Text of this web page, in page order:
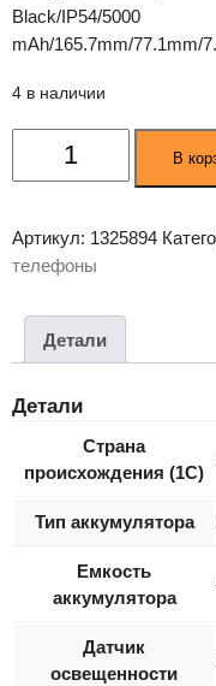
Black/IP54/5000
mAh/165.7mm/77.1mm/
4 в наличии
Количество
товара
Spark
Orbit
Black
В
Артикул: 1325894
телефоны
Детали
Детали
Страна
происхождения (1С)
Тип аккумулятора
Емкость
аккумулятора
Датчик
освещенности